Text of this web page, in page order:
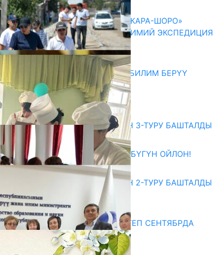
06.08.2026
ОШМУНУН ОКУТУУЧУЛАРЫ «КАРА-ШОРО»
ЖАРАТЫЛЫШ ПАРКЫНДА ИЛИМИЙ ЭКСПЕДИЦИЯ
ӨТКӨРҮШТҮ
06.08.2026
МЭР АЙБЕК ДЖУНУШАЛИЕВ БИЛИМ БЕРҮҮ
МЕКЕМЕЛЕРИН КЫДЫРДЫ
06.08.2026
Абитуриент
ЖОЖДОРГО КАБЫЛ АЛУУНУН 3-ТУРУ БАШТАЛДЫ
27.07.2026
ӨЗҮҢДҮН КЕЛЕЧЕГИҢ ҮЧҮН БҮГҮН ОЙЛОН!
20.07.2026
ЖОЖДОРГО КАБЫЛ АЛУУНУН 2-ТУРУ БАШТАЛДЫ
20.07.2026
Медиа
СУЗАКТА 750 ОРУНДУУ МЕКТЕП СЕНТЯБРДА
ПАЙДАЛАНУУГА БЕРИЛЕТ
07.08.2025